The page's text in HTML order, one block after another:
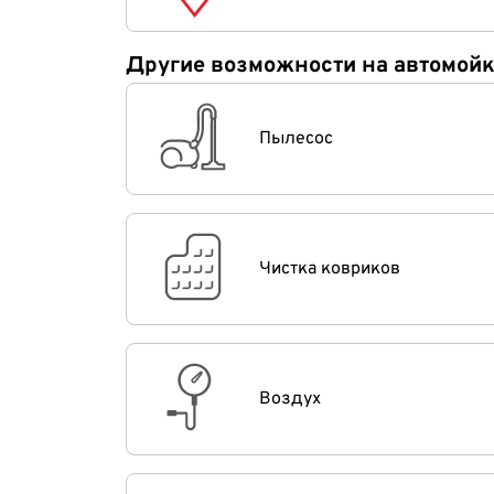
Другие возможности на
Пылесос
Чистка ковриков
Воздух